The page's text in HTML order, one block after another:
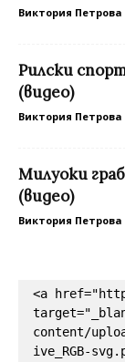
Виктория Петрова
Рилски
(видео)
Виктория Петрова
Милуоки
(видео)
Виктория Петрова
<a
content/
ive_RGB-